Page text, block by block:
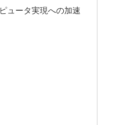
ュータ実現への加速